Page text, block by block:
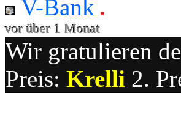
V-Bank
vor über 1 Monat
Wir gratulieren
Preis: Krelli 2.